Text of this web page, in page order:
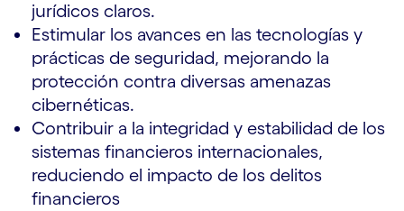
jurídicos claros.
Estimular los avances en las tecnologías y
prácticas de seguridad, mejorando la
protección contra diversas amenazas
cibernéticas.
Contribuir a la integridad y estabilidad de los
sistemas financieros internacionales,
reduciendo el impacto de los delitos
financieros